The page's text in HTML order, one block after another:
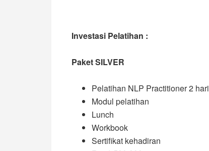
Investasi Pelatihan :
Paket SILVER
Pelatihan NLP Practitioner 2 hari
Modul pelatihan
Lunch
Workbook
Sertifikat kehadiran